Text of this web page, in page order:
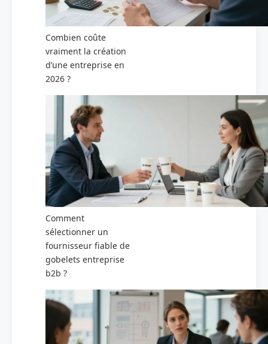
Combien coûte
vraiment la création
d’une entreprise en
2026 ?
Comment
sélectionner un
fournisseur fiable de
gobelets entreprise
b2b ?